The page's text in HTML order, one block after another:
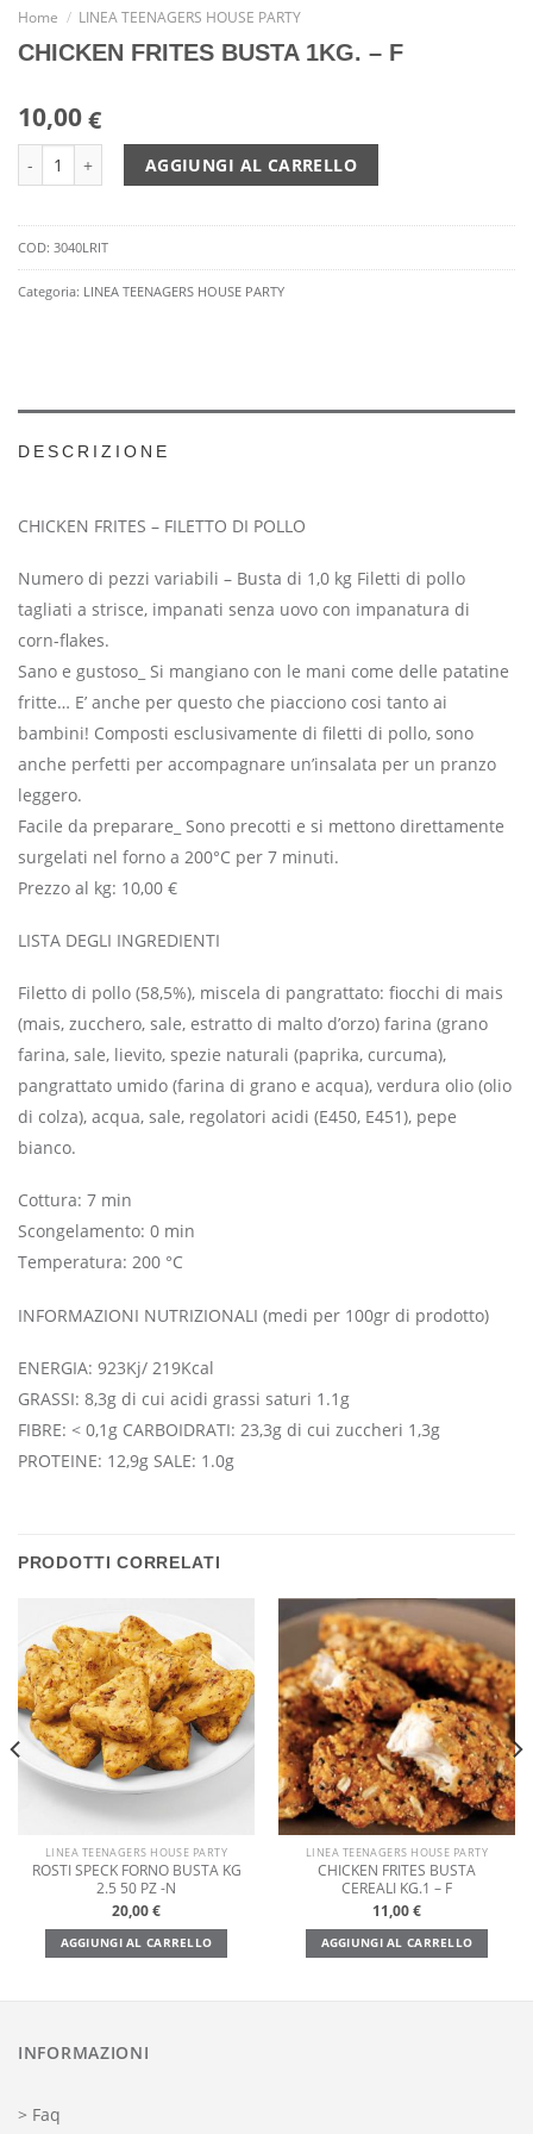
Home / LINEA TEENAGERS HOUSE PARTY
CHICKEN FRITES BUSTA 1KG. – F
10,00€
CHICKEN FRITES BUSTA 1KG. - F quantità
AGGIUNGI AL CARRELLO
COD: 3040LRIT
Categoria: LINEA TEENAGERS HOUSE PARTY
DESCRIZIONE
CHICKEN FRITES – FILETTO DI POLLO
Numero di pezzi variabili – Busta di 1,0 kg Filetti di pollo
tagliati a strisce, impanati senza uovo con impanatura di
corn-flakes.
Sano e gustoso_ Si mangiano con le mani come delle patatine
fritte… E’ anche per questo che piacciono cosi tanto ai
bambini! Composti esclusivamente di filetti di pollo, sono
anche perfetti per accompagnare un’insalata per un pranzo
leggero.
Facile da preparare_ Sono precotti e si mettono direttamente
surgelati nel forno a 200°C per 7 minuti.
Prezzo al kg: 10,00 €
LISTA DEGLI INGREDIENTI
Filetto di pollo (58,5%), miscela di pangrattato: fiocchi di mais
(mais, zucchero, sale, estratto di malto d’orzo) farina (grano
farina, sale, lievito, spezie naturali (paprika, curcuma),
pangrattato umido (farina di grano e acqua), verdura olio (olio
di colza), acqua, sale, regolatori acidi (E450, E451), pepe
bianco.
Cottura: 7 min
Scongelamento: 0 min
Temperatura: 200 °C
INFORMAZIONI NUTRIZIONALI (medi per 100gr di prodotto)
ENERGIA: 923Kj/ 219Kcal
GRASSI: 8,3g di cui acidi grassi saturi 1.1g
FIBRE: < 0,1g CARBOIDRATI: 23,3g di cui zuccheri 1,3g
PROTEINE: 12,9g SALE: 1.0g
PRODOTTI CORRELATI
LINEA TEENAGERS HOUSE PARTY
ROSTI SPECK FORNO BUSTA KG
2.5 50 PZ -N
20,00€
AGGIUNGI AL CARRELLO
LINEA TEENAGERS HOUSE PARTY
CHICKEN FRITES BUSTA
CEREALI KG.1 – F
11,00€
AGGIUNGI AL CARRELLO
INFORMAZIONI
> Faq